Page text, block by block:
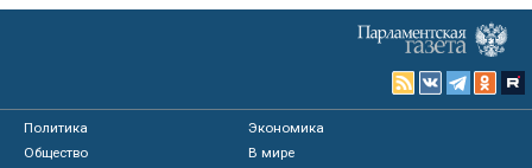
Политика
Экономика
Общество
В мире